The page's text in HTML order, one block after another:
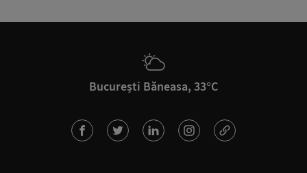
București Băneasa, 33°C